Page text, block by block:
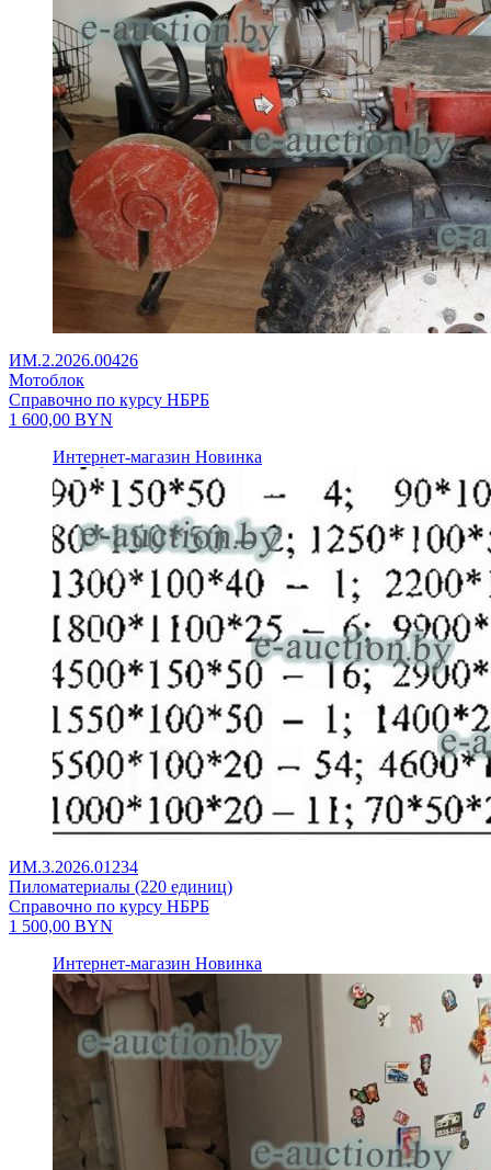
ИМ.2.2026.00426
Мотоблок
Справочно по курсу НБРБ
1 600,00 BYN
Интернет-магазин Новинка
ИМ.3.2026.01234
Пиломатериалы (220 единиц)
Справочно по курсу НБРБ
1 500,00 BYN
Интернет-магазин Новинка